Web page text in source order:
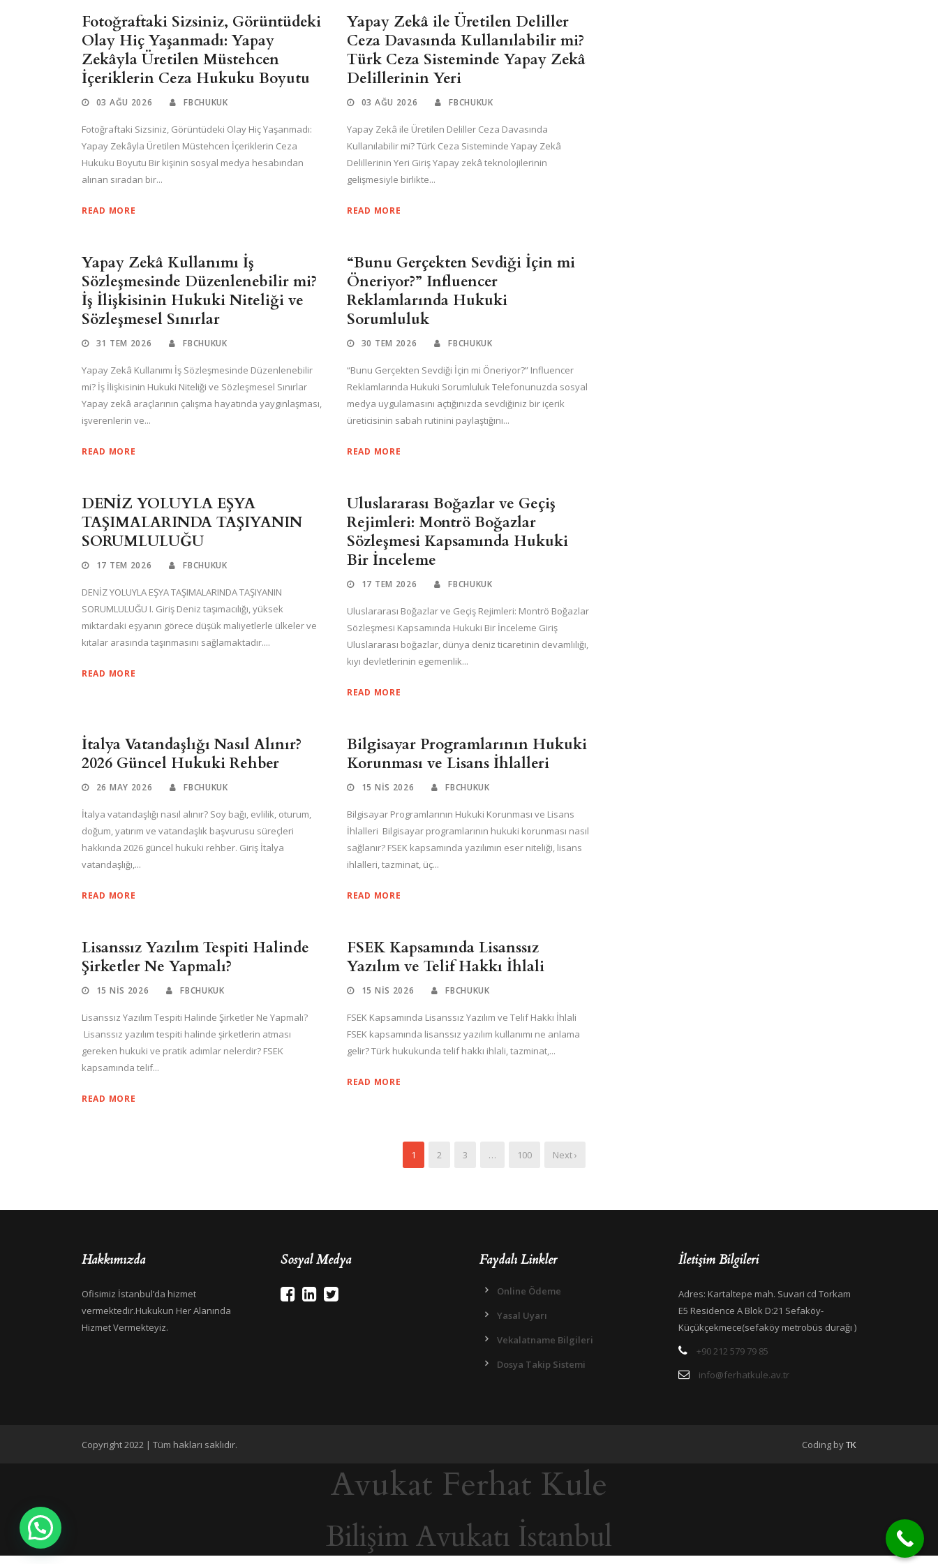
Fotoğraftaki Sizsiniz, Görüntüdeki
Olay Hiç Yaşanmadı: Yapay
Zekâyla Üretilen Müstehcen
İçeriklerin Ceza Hukuku Boyutu
03 AĞU 2026 FBCHUKUK
Fotoğraftaki Sizsiniz, Görüntüdeki Olay Hiç Yaşanmadı:
Yapay Zekâyla Üretilen Müstehcen İçeriklerin Ceza
Hukuku Boyutu Bir kişinin sosyal medya hesabından
alınan sıradan bir...
READ MORE
Yapay Zekâ ile Üretilen Deliller
Ceza Davasında Kullanılabilir mi?
Türk Ceza Sisteminde Yapay Zekâ
Delillerinin Yeri
03 AĞU 2026 FBCHUKUK
Yapay Zekâ ile Üretilen Deliller Ceza Davasında
Kullanılabilir mi? Türk Ceza Sisteminde Yapay Zekâ
Delillerinin Yeri Giriş Yapay zekâ teknolojilerinin
gelişmesiyle birlikte...
READ MORE
Yapay Zekâ Kullanımı İş
Sözleşmesinde Düzenlenebilir mi?
İş İlişkisinin Hukuki Niteliği ve
Sözleşmesel Sınırlar
31 TEM 2026 FBCHUKUK
Yapay Zekâ Kullanımı İş Sözleşmesinde Düzenlenebilir
mi? İş İlişkisinin Hukuki Niteliği ve Sözleşmesel Sınırlar
Yapay zekâ araçlarının çalışma hayatında yaygınlaşması,
işverenlerin ve...
READ MORE
“Bunu Gerçekten Sevdiği İçin mi
Öneriyor?” Influencer
Reklamlarında Hukuki
Sorumluluk
30 TEM 2026 FBCHUKUK
“Bunu Gerçekten Sevdiği İçin mi Öneriyor?” Influencer
Reklamlarında Hukuki Sorumluluk Telefonunuzda sosyal
medya uygulamasını açtığınızda sevdiğiniz bir içerik
üreticisinin sabah rutinini paylaştığını...
READ MORE
DENİZ YOLUYLA EŞYA
TAŞIMALARINDA TAŞIYANIN
SORUMLULUĞU
17 TEM 2026 FBCHUKUK
DENİZ YOLUYLA EŞYA TAŞIMALARINDA TAŞIYANIN
SORUMLULUĞU I. Giriş Deniz taşımacılığı, yüksek
miktardaki eşyanın görece düşük maliyetlerle ülkeler ve
kıtalar arasında taşınmasını sağlamaktadır....
READ MORE
Uluslararası Boğazlar ve Geçiş
Rejimleri: Montrö Boğazlar
Sözleşmesi Kapsamında Hukuki
Bir İnceleme
17 TEM 2026 FBCHUKUK
Uluslararası Boğazlar ve Geçiş Rejimleri: Montrö Boğazlar
Sözleşmesi Kapsamında Hukuki Bir İnceleme Giriş
Uluslararası boğazlar, dünya deniz ticaretinin devamlılığı,
kıyı devletlerinin egemenlik...
READ MORE
İtalya Vatandaşlığı Nasıl Alınır?
2026 Güncel Hukuki Rehber
26 MAY 2026 FBCHUKUK
İtalya vatandaşlığı nasıl alınır? Soy bağı, evlilik, oturum,
doğum, yatırım ve vatandaşlık başvurusu süreçleri
hakkında 2026 güncel hukuki rehber. Giriş İtalya
vatandaşlığı,...
READ MORE
Bilgisayar Programlarının Hukuki
Korunması ve Lisans İhlalleri
15 NIS 2026 FBCHUKUK
Bilgisayar Programlarının Hukuki Korunması ve Lisans
İhlalleri Bilgisayar programlarının hukuki korunması nasıl
sağlanır? FSEK kapsamında yazılımın eser niteliği, lisans
ihlalleri, tazminat, üç...
READ MORE
Lisanssız Yazılım Tespiti Halinde
Şirketler Ne Yapmalı?
15 NIS 2026 FBCHUKUK
Lisanssız Yazılım Tespiti Halinde Şirketler Ne Yapmalı?
Lisanssız yazılım tespiti halinde şirketlerin atması
gereken hukuki ve pratik adımlar nelerdir? FSEK
kapsamında telif...
READ MORE
FSEK Kapsamında Lisanssız
Yazılım ve Telif Hakkı İhlali
15 NIS 2026 FBCHUKUK
FSEK Kapsamında Lisanssız Yazılım ve Telif Hakkı İhlali
FSEK kapsamında lisanssız yazılım kullanımı ne anlama
gelir? Türk hukukunda telif hakkı ihlali, tazminat,...
READ MORE
1 2 3 … 100 Next ›
Hakkımızda
Ofisimiz İstanbul’da hizmet
vermektedir.Hukukun Her Alanında
Hizmet Vermekteyiz.
Sosyal Medya Faydalı Linkler
Online Ödeme
Yasal Uyarı
Vekalatname Bilgileri
Dosya Takip Sistemi
İletişim Bilgileri
Adres: Kartaltepe mah. Suvari cd Torkam
E5 Residence A Blok D:21 Sefaköy-
Küçükçekmece(sefaköy metrobüs durağı )
+90 212 579 79 85
info@ferhatkule.av.tr
Copyright 2022 | Tüm hakları saklıdır. Coding byTK
Avukat Ferhat Kule
Bilişim Avukatı İstanbul